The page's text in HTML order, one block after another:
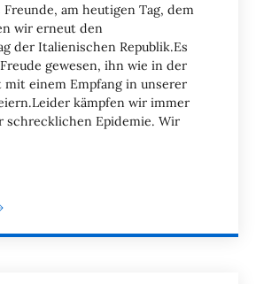
Freunde, am heutigen Tag, dem
wir erneut den
der Italienischen Republik.Es
gewesen, ihn wie in der
mit einem Empfang in unserer
kämpfen wir immer
schrecklichen Epidemie. Wir